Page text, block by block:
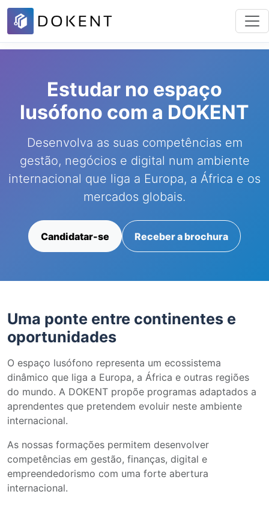
Estudar no espaço
lusófono com a DOKENT
Desenvolva as suas competências em
gestão, negócios e digital num ambiente
internacional que liga a Europa, a África e os
mercados globais.
Candidatar-se Receber a brochura
Uma ponte entre continentes e
oportunidades
O espaço lusófono representa um ecossistema
dinâmico que liga a Europa, a África e outras regiões
do mundo. A DOKENT propõe programas adaptados a
aprendentes que pretendem evoluir neste ambiente
internacional.
As nossas formações permitem desenvolver
competências em gestão, finanças, digital e
empreendedorismo com uma forte abertura
internacional.